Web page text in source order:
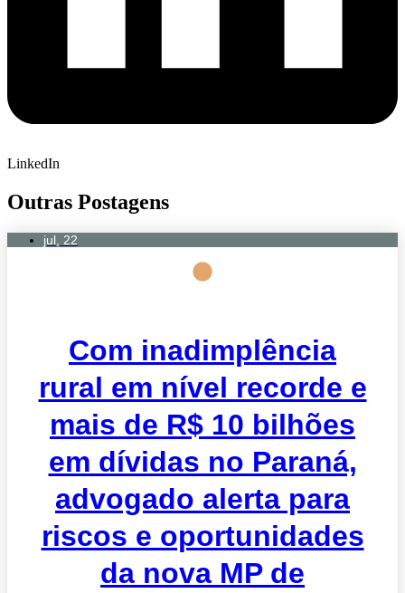
LinkedIn
Outras Postagens
jul, 22
Com inadimplência
rural em nível recorde e
mais de R$ 10 bilhões
em dívidas no Paraná,
advogado alerta para
riscos e oportunidades
da nova MP de